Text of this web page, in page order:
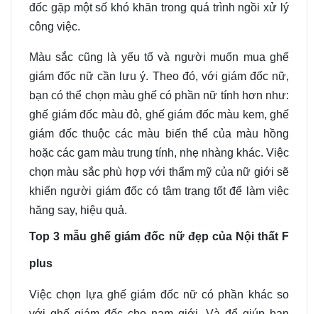
đốc gặp một số khó khăn trong quá trình ngồi xử lý
công việc.
Màu sắc cũng là yếu tố và người muốn mua ghế
giám đốc nữ cần lưu ý. Theo đó, với giám đốc nữ,
bạn có thể chọn màu ghế có phần nữ tính hơn như:
ghế giám đốc màu đỏ, ghế giám đốc màu kem, ghế
giám đốc thuộc các màu biến thể của màu hồng
hoặc các gam màu trung tính, nhẹ nhàng khác. Việc
chọn màu sắc phù hợp với thẩm mỹ của nữ giới sẽ
khiến người giám đốc có tâm trạng tốt để làm việc
hăng say, hiệu quả.
Top 3 mẫu ghế giám đốc nữ đẹp của Nội thất F
plus
Việc chọn lựa ghế giám đốc nữ có phần khác so